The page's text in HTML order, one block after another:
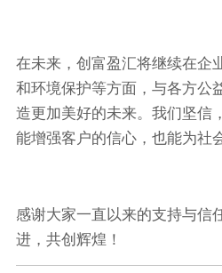
在未来，创富盈汇将继续在企
和环境保护等方面，与各方公
造更加美好的未来。我们坚信
能增强客户的信心，也能为社
感谢大家一直以来的支持与信
进，共创辉煌！